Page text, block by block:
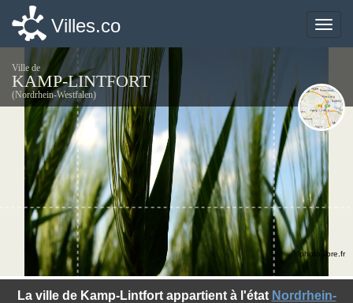
Toggle
Villes.co
Ville de
KAMP-LINTFORT
(Nordrhein-Westfalen)
La ville de Kamp-Lintfort appartient à l'état Nordrhein-
©photo-libre.fr
Toggle
Villes.co